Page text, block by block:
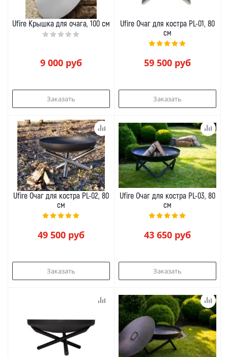
Ufire Крышка для очага, 100 см
9 000 руб
Заказать
Ufire Очаг для костра PL-01, 80
см
59 500 руб
Заказать
Ufire Очаг для костра PL-02, 80
см
49 500 руб
Заказать
Ufire Очаг для костра PL-03, 80
см
43 650 руб
Заказать